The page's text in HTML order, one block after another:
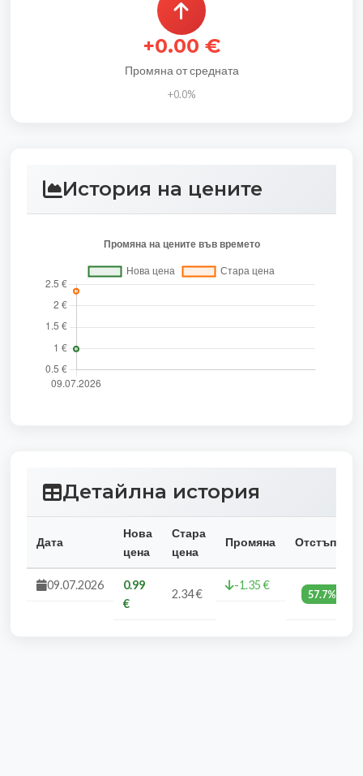
+0.00 €
Промяна от средната
+0.0%
История на цените
Детайлна история
Дата
Нова
цена
Стара
цена
Промяна Отстъпка
09.07.2026
0.99
€
2.34 €
-1.35 €
57.7%